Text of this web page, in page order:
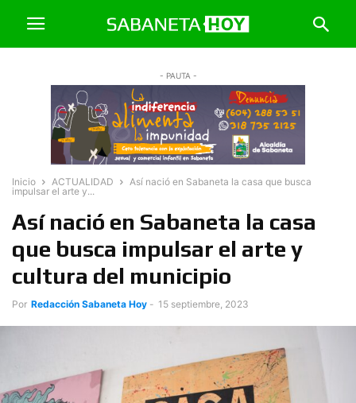
- PAUTA -
Inicio ACTUALIDAD
Así nació en Sabaneta la casa que busca
impulsar el arte y...
Así nació en Sabaneta la casa
que busca impulsar el arte y
cultura del municipio
Por Redacción Sabaneta Hoy - 15 septiembre, 2023